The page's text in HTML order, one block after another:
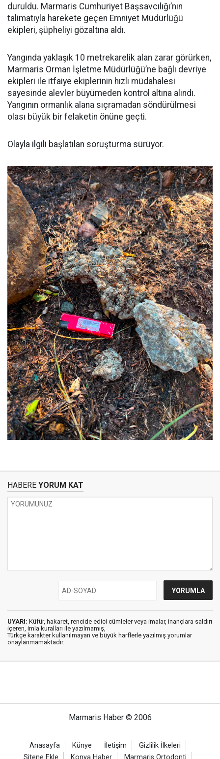
duruldu. Marmaris Cumhuriyet Başsavcılığı’nın
talimatıyla harekete geçen Emniyet Müdürlüğü
ekipleri, şüpheliyi gözaltına aldı.
Yangında yaklaşık 10 metrekarelik alan zarar görürken,
Marmaris Orman İşletme Müdürlüğü’ne bağlı devriye
ekipleri ile itfaiye ekiplerinin hızlı müdahalesi
sayesinde alevler büyümeden kontrol altına alındı.
Yangının ormanlık alana sıçramadan söndürülmesi
olası büyük bir felaketin önüne geçti.
Olayla ilgili başlatılan soruşturma sürüyor.
HABERE YORUM KAT
UYARI: Küfür, hakaret, rencide edici cümleler veya imalar, inançlara saldırı
içeren, imla kuralları ile yazılmamış,
Türkçe karakter kullanılmayan ve büyük harflerle yazılmış yorumlar
onaylanmamaktadır.
Marmaris Haber © 2006
Anasayfa Künye İletişim
Gizlilik İlkeleri
Sitene Ekle
Konya Haber Marmaris Ortodonti